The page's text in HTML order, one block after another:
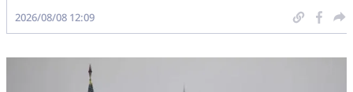
2026/08/08 12:09